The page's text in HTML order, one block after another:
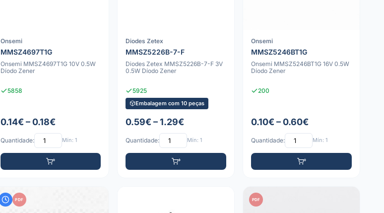
Onsemi
MMSZ4697T1G
Onsemi MMSZ4697T1G 10V 0.5W
Díodo Zener
5858
0.14€ – 0.18€
Quantidade: Mín: 1
Diodes Zetex
MMSZ5226B-7-F
Diodes Zetex MMSZ5226B-7-F 3V
0.5W Díodo Zener
5925
Embalagem com 10 peças
0.59€ – 1.29€
Quantidade: Mín: 1
Onsemi
MMSZ5246BT1G
Onsemi MMSZ5246BT1G 16V 0.5W
Díodo Zener
200
0.10€ – 0.60€
Quantidade: Mín: 1
PDF PDF